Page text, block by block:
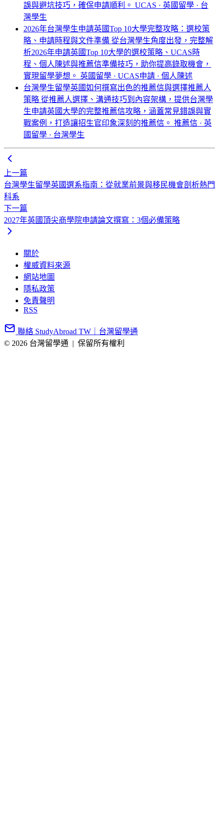
誤與避坑技巧，確保申請順利。 UCAS · 英國留學 · 台
灣學生
2026年台灣學生申請英國Top 10大學完整攻略：選校策
略、申請時程與文件準備 從台灣學生角度出發，完整解
析2026年申請英國Top 10大學的選校策略、UCAS時
程、個人陳述與推薦信準備技巧，助你提高錄取機會，
實現留學夢想。 英國留學 · UCAS申請 · 個人陳述
台灣學生留學英國如何撰寫出色的推薦信與選擇推薦人
策略 從推薦人選擇、溝通技巧到內容架構，提供台灣學
生申請英國大學的完整推薦信攻略，涵蓋常見錯誤與實
戰案例，打造讓招生官印象深刻的推薦信。 推薦信 · 英
國留學 · 台灣學生
上一篇
台灣學生留學英國選系指南：從就業前景與移民機會剖析熱門
科系
下一篇
2027年英國頂尖商學院申請論文撰寫：3個必備策略
關於
權威資料來源
網站地圖
隱私政策
免責聲明
RSS
聯絡 StudyAbroad TW｜台灣留學通
© 2026 台灣留學通 | 保留所有權利